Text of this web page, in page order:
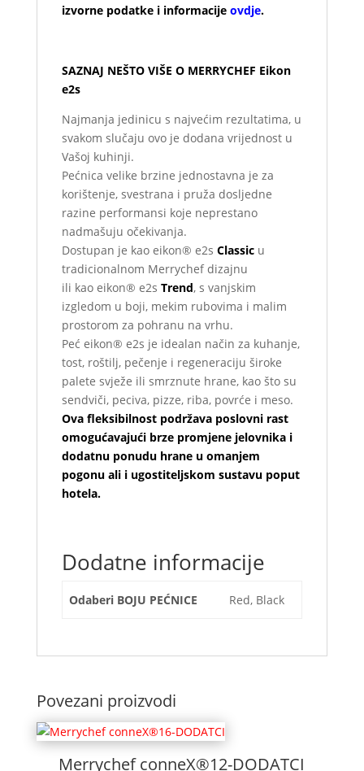
izvorne podatke i informacije ovdje.
SAZNAJ NEŠTO VIŠE O MERRYCHEF Eikon
e2s
Najmanja jedinicu s najvećim rezultatima, u
svakom slučaju ovo je dodana vrijednost u
Vašoj kuhinji.
Pećnica velike brzine jednostavna je za
korištenje, svestrana i pruža dosljedne
razine performansi koje neprestano
nadmašuju očekivanja.
Dostupan je kao eikon® e2s Classic u
tradicionalnom Merrychef dizajnu
ili kao eikon® e2s Trend, s vanjskim
izgledom u boji, mekim rubovima i malim
prostorom za pohranu na vrhu.
Peć eikon® e2s je idealan način za kuhanje,
tost, roštilj, pečenje i regeneraciju široke
palete svježe ili smrznute hrane, kao što su
sendviči, peciva, pizze, riba, povrće i meso.
Ova fleksibilnost podržava poslovni rast
omogućavajući brze promjene jelovnika i
dodatnu ponudu hrane u omanjem
pogonu ali i ugostiteljskom sustavu poput
hotela.
Dodatne informacije
Odaberi BOJU PEĆNICE Red, Black
Povezani proizvodi
Merrychef conneX®12-DODATCI